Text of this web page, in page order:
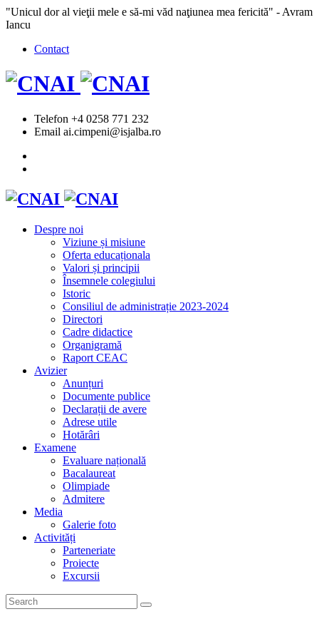
"Unicul dor al vieţii mele e să-mi văd naţiunea mea fericită" - Avram
Iancu
Contact
Telefon +4 0258 771 232
Email ai.cimpeni@isjalba.ro
Despre noi
Viziune și misiune
Oferta educaționala
Valori și principii
Însemnele colegiului
Istoric
Consiliul de administrație 2023-2024
Directori
Cadre didactice
Organigramă
Raport CEAC
Avizier
Anunțuri
Documente publice
Declarații de avere
Adrese utile
Hotărâri
Examene
Evaluare națională
Bacalaureat
Olimpiade
Admitere
Media
Galerie foto
Activități
Parteneriate
Proiecte
Excursii